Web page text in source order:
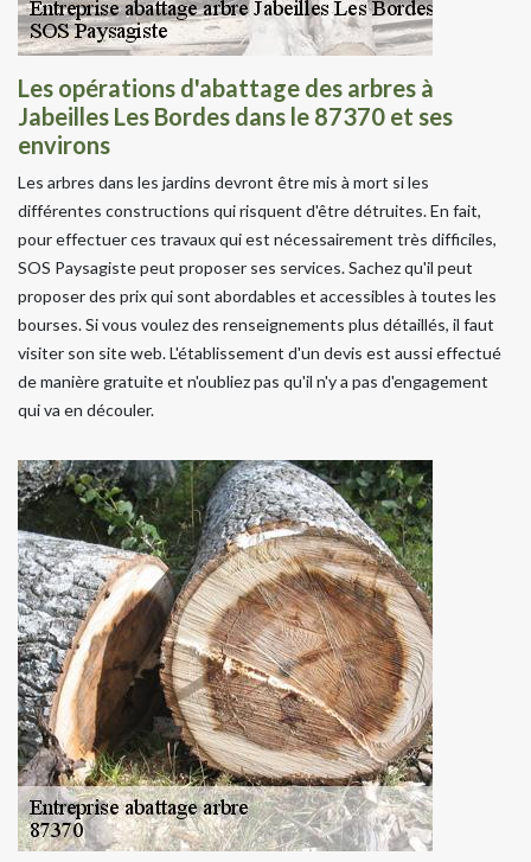
Les opérations d'abattage des arbres à
Jabeilles Les Bordes dans le 87370 et ses
environs
Les arbres dans les jardins devront être mis à mort si les
différentes constructions qui risquent d'être détruites. En fait,
pour effectuer ces travaux qui est nécessairement très difficiles,
SOS Paysagiste peut proposer ses services. Sachez qu'il peut
proposer des prix qui sont abordables et accessibles à toutes les
bourses. Si vous voulez des renseignements plus détaillés, il faut
visiter son site web. L'établissement d'un devis est aussi effectué
de manière gratuite et n'oubliez pas qu'il n'y a pas d'engagement
qui va en découler.